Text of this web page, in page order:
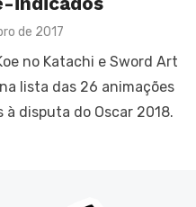
de 2017
no Katachi e Sword Art
lista das 26 animações
disputa do Oscar 2018.